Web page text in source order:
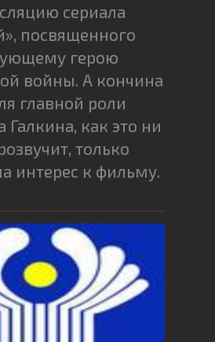
сериала
посвященного
герою
войны. А кончина
главной роли
Галкина, как это ни
только
интерес к фильму.